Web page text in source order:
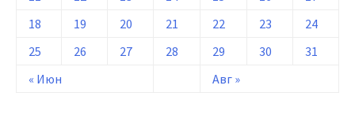
« Июн Авг »
18
19 20 21 22 23
24
25
26 27 28 29 30 31